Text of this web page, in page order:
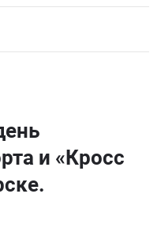
и «Кросс